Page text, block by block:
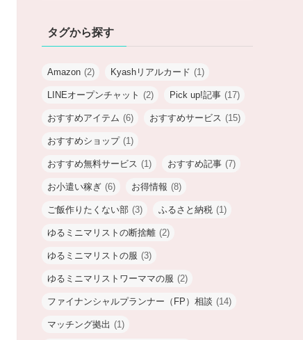
タグから探す
Amazon (2) Kyashリアルカード (1)
LINEオープンチャット (2) Pick up!記事 (17)
おすすめアイテム (6) おすすめサービス (15)
おすすめショップ (1)
おすすめ無料サービス (1) おすすめ記事 (7)
お小遣い稼ぎ (6) お得情報 (8)
ご飯作りたくない部 (3) ふるさと納税 (1)
ゆるミニマリストの断捨離 (2)
ゆるミニマリストの服 (3)
ゆるミニマリストワーママの服 (2)
ファイナンシャルプランナー（FP）相談 (14)
マッチング拠出 (1)